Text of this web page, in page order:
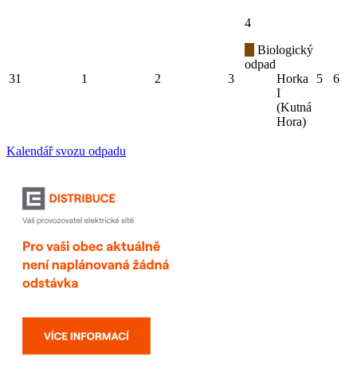
31 1 2 3
4
Biologický
odpad
Horka
I
(Kutná
Hora)
5 6
Kalendář svozu odpadu